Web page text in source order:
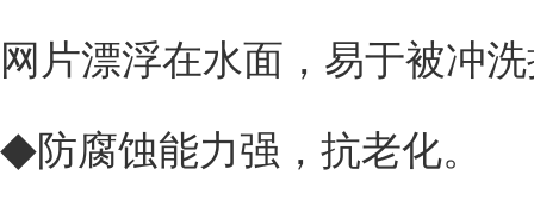
网片漂浮在水面，易于被冲
◆防腐蚀能力强，抗老化。